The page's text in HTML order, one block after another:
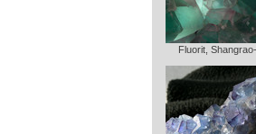
Fluorit,